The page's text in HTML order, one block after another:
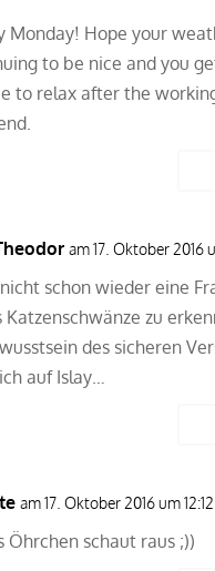
Monday! Hope your
to be nice and you
to relax after the
am 17. Oktober 2016
schon wieder eine
Katzenschwänze zu
des sicheren
auf Islay…
am 17. Oktober 2016 um 12:12
Öhrchen schaut raus ;))